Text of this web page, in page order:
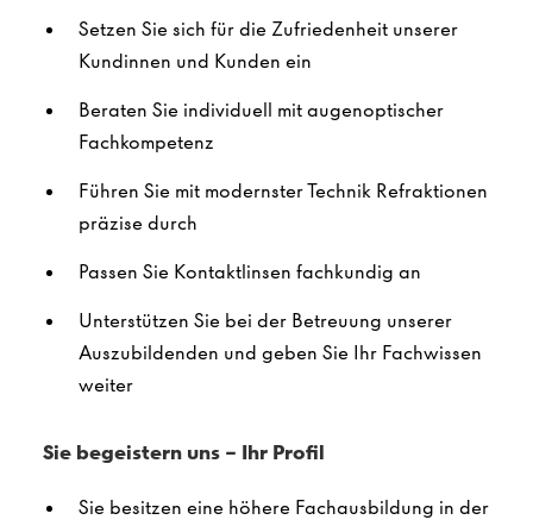
Setzen Sie sich für die Zufriedenheit unserer
Kundinnen und Kunden ein
Beraten Sie individuell mit augenoptischer
Fachkompetenz
Führen Sie mit modernster Technik Refraktionen
präzise durch
Passen Sie Kontaktlinsen fachkundig an
Unterstützen Sie bei der Betreuung unserer
Auszubildenden und geben Sie Ihr Fachwissen
weiter
Sie begeistern uns – Ihr Profil
Sie besitzen eine höhere Fachausbildung in der